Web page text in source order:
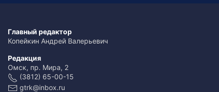
Главный редактор
Копейкин Андрей Валерьевич
Редакция
Омск, пр. Мира, 2
(3812) 65-00-15
gtrk@inbox.ru